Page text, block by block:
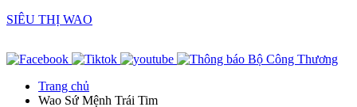
SIÊU THỊ WAO
Trang chủ
Wao Sứ Mệnh Trái Tim